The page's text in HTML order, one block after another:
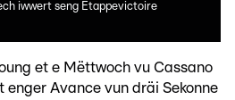
iwwert seng Etappevictoire
et e Mëttwoch vu Cassano
Avance vun dräi Sekonne